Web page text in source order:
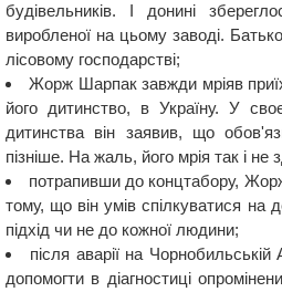
будівельників. І донині
виробленої на цьому заводі.
лісовому господарстві;
Жорж Шарпак завжди мріяв
його дитинство, в Україну. У
дитинства він заявив, що
пізніше. На жаль, його мрія так і не
потрапивши до концтабору,
тому, що він умів спілкуватися на
підхід чи не до кожної людини;
після аварії на
допомогти в діагностиці